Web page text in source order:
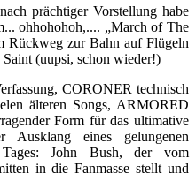
prächtiger Vorstellung habe
ohhohohoh,.... „March of The
Rückweg zur Bahn auf Flügeln
(uupsi, schon wieder!)
CORONER technisch
älteren Songs, ARMORED
Form für das ultimative
Ausklang eines gelungenen
Tages: John Bush, der vom
in die Fanmasse stellt und